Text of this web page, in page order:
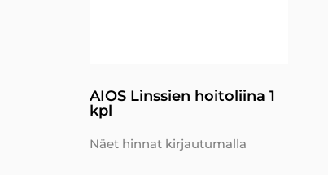
AIOS Linssien hoitoliina 1
kpl
Näet hinnat kirjautumalla